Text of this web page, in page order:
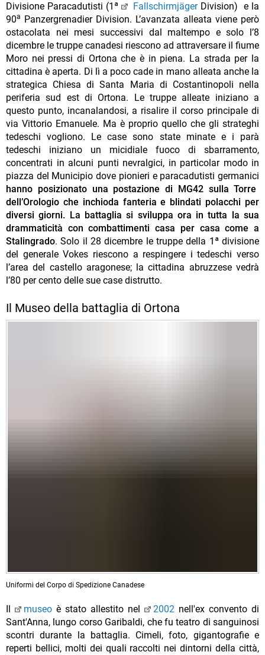
Divisione Paracadutisti (1ª
Fallschirmjäger Division) e la
90a
Panzergrenadier Division. L’avanzata alleata viene però
ostacolata nei mesi successivi dal maltempo e solo l’8
dicembre le truppe canadesi riescono ad attraversare il fiume
Moro nei pressi di Ortona che è in piena. La strada per la
cittadina è aperta. Di lì a poco cade in mano alleata anche la
strategica Chiesa di Santa Maria di Costantinopoli nella
periferia sud est di Ortona. Le truppe alleate iniziano a
questo punto, incanalandosi, a risalire il corso principale di
via Vittorio Emanuele. Ma è proprio quello che gli strateghi
tedeschi vogliono. Le case sono state minate e i parà
tedeschi iniziano un micidiale fuoco di sbarramento,
concentrati in alcuni punti nevralgici, in particolar modo in
piazza del Municipio dove pionieri e paracadutisti germanici
hanno posizionato una postazione di MG42 sulla Torre
dell’Orologio che inchioda fanteria e blindati polacchi per
diversi giorni. La battaglia si sviluppa ora in tutta la sua
drammaticità con combattimenti casa per casa come a
Stalingrado. Solo il 28 dicembre le truppe della 1ª divisione
del generale Vokes riescono a respingere i tedeschi verso
l’area del castello aragonese; la cittadina abruzzese vedrà
l’80 per cento delle sue case distrutto.
Il Museo della battaglia di Ortona
Uniformi del Corpo di Spedizione Canadese
Il museoè stato allestito nel 2002nell'ex convento di
Sant'Anna, lungo corso Garibaldi, che fu teatro di sanguinosi
scontri durante la battaglia. Cimeli, foto, gigantografie e
reperti bellici, molti dei quali raccolti nei dintorni della città,